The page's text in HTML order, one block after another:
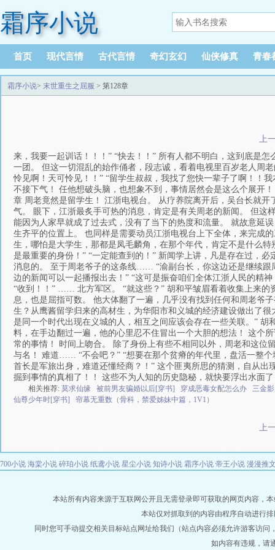
霜序小说
首页 现代言情 古代言情 奇幻玄幻 仙侠修真 青春
霜序小说> 末世重生之屈服 > 第128章
上
来，我要一起训话！！！” “快去！！” 所有人都不明白，这到底是
一团。 但这一切混乱的始作俑者，段志诚，看着电视里百岁老人周
怜见啊！天可怜见！！” “留学生叔叔，我找了您快一辈子了啊！
不接下气！ 任他想破头脑，也想象不到，事情居然会是这么个展开
章 周老竟然是留学生！ 江浙电视台。 从疗养院离开后，吴台长就
气。 眼下，江浙最炙手可热的消息，肯定是有关周老的新闻。 但
能因为人家早就成了过去式，没有了当下的热度和流量。 就故意延
生齐平的位置上。 也同样是需要动员江浙电视台上下全体，来完成
生，哪怕是大学生，那都是凤毛麟角，在那个年代，肯定不是什么
是最重要的身份！” “一定能查到的！” 新闻学上讲，凡是存在过，
消息的。 至于周老爷子的这条线…… “渝副台长，你这边还是继续跟
边的新闻可以一起播报出去！” “这可是振奋咱们全体江浙人民的精
“收到！！” …… 北方军区。 “就这些？” 胡和平皱眉看着收集上来
息，也是屈指可数。 他大体翻了一遍，几乎没有找到任何和周老
生？从鹰酱留学归来的高材生，为华阳市和义城的经济建设做出了
是同一个时代出现在义城的人，相互之间应该会存在一些关联。”
料，在手边翻过一遍，他的心里忍不住冒出一个大胆的想法！ 这个
常的事情！ 时间上吻合。 除了身份上有些不相同以外，周老和这
与名！ 难道…… “不会吧？” “想要在那个贫瘠的年代里，盘活一整
首长是军旅出身，难道还懂经商？！” 这个匪夷所思的猜测，自从
掘到事情的真相了！！ 这些不为人知的历史隐秘，就快要浮出水面
相关推荐: 莫求仙缘 被前男友骗婚以后[穿书] 穿成恶毒女配怎么办
三金
仙尊少年时[穿书]
帘幕无重数（骨科，禁爱姊妹中篇，1V1）
上
700小说 海棠小说 碎珀小说 纸鸢小说 星尘小说 知诗小说 霜序小说 帝王小说 漫漫推
本站所有内容来源于互联网公开且无需登录即可获取的网页内容，
本站仅对抓取到的内容由程序自动进行
同时您可手动提交相关目标站点网址给我们（站点内容必须允许游客访
如内容有违规，请